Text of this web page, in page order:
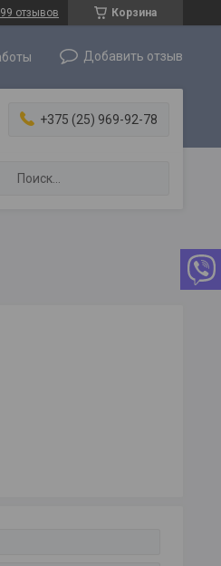
Корзина
99 отзывов
Добавить отзыв
+375 (25) 969-92-78